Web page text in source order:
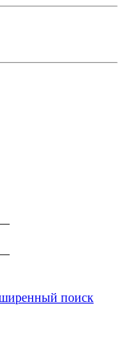
поиск